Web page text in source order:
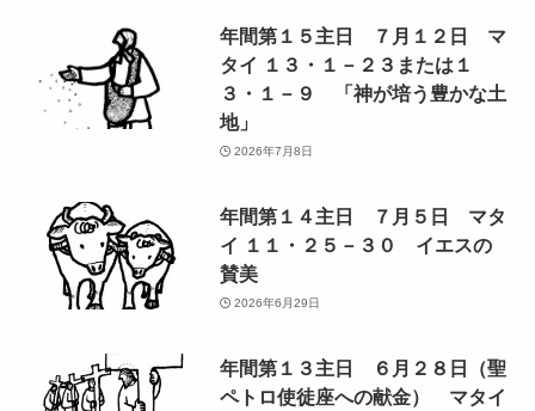
年間第１５主日 ７月１２日 マ
タイ １３・１－２３または１
３・１－９ 「神が培う豊かな土
地」
2026年7月8日
年間第１４主日 ７月５日 マタ
イ １１・２５－３０ イエスの
賛美
2026年6月29日
年間第１３主日 ６月２８日（聖
ペトロ使徒座への献金） マタイ